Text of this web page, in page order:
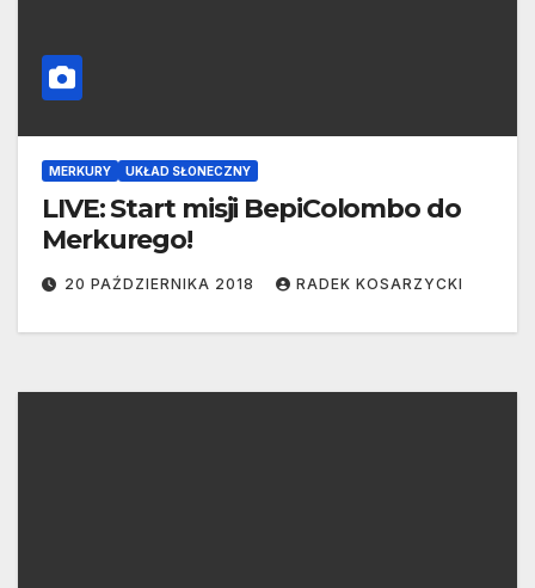
MERKURY UKŁAD SŁONECZNY
LIVE: Start misji BepiColombo do
Merkurego!
20 PAŹDZIERNIKA 2018 RADEK KOSARZYCKI